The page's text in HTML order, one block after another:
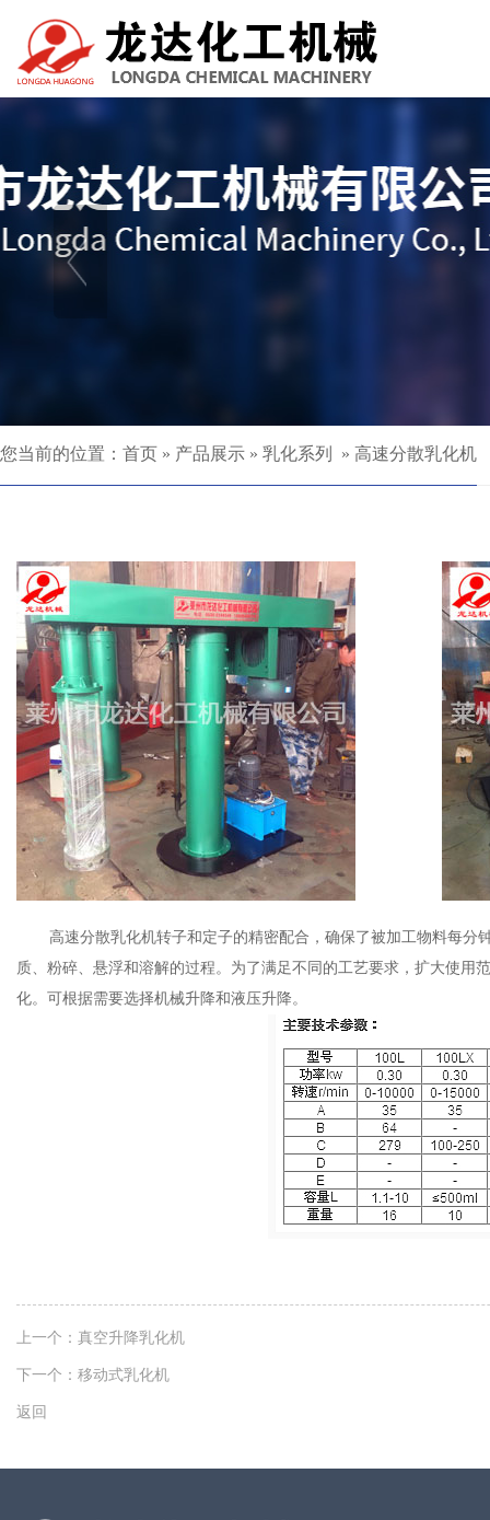
您当前的位置： 首页 » 产品展示 » 乳化系列 » 高速分散乳化机
高速分散乳化机转子和定子的精密配合，确保了被加工物料每
质、粉碎、悬浮和溶解的过程。为了满足不同的工艺要求，扩大使
化。可根据需要选择机械升降和液压升降。
上一个： 真空升降乳化机
下一个： 移动式乳化机
返回